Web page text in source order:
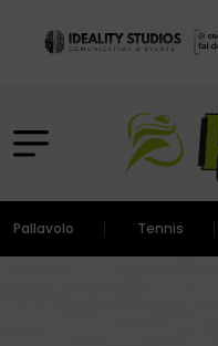
Pallavolo Tennis